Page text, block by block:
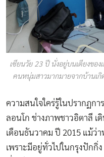
เซียนวัย 23 ปี นั่งอยู่บนเตียงของ
คนหนุ่มสาวมากมายจากบ้านเกิ
ความสนใจใคร่รู้ในปรากฏก
ลอนโก ช่างภาพชาวอิตาลี
เดือนธันวาคม ปี 2015 แม้ว่
เพราะมีอยู่ทั่วไปในกรุงปักกิ่